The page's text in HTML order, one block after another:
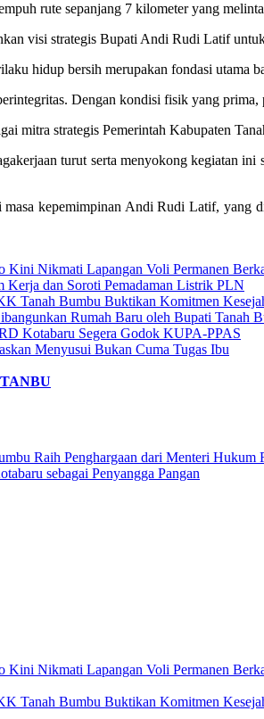
rute sepanjang 7 kilometer yang
visi strategis Bupati Andi Rudi Latif
hidup bersih merupakan fondasi utama
Dengan kondisi fisik yang
mitra strategis Pemerintah Kabupaten
turut serta menyokong kegiatan
kepemimpinan Andi Rudi Latif,
Kini Nikmati Lapangan Voli Permanen
dan Soroti Pemadaman Listrik PLN
Tanah Bumbu Buktikan Komitmen
Rumah Baru oleh Bupati Tanah
Kotabaru Segera Godok KUPA-PPAS
Menyusui Bukan Cuma Tugas Ibu
Raih Penghargaan dari Menteri Hukum
sebagai Penyangga Pangan
Kini Nikmati Lapangan Voli Permanen
Tanah Bumbu Buktikan Komitmen